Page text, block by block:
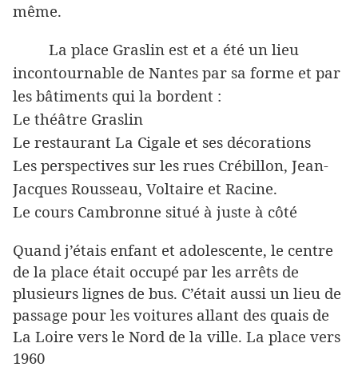
même.
La place Graslin est et a été un lieu
incontournable de Nantes par sa forme et par
les bâtiments qui la bordent :
Le théâtre Graslin
Le restaurant La Cigale et ses décorations
Les perspectives sur les rues Crébillon, Jean-
Jacques Rousseau, Voltaire et Racine.
Le cours Cambronne situé à juste à côté
Quand j’étais enfant et adolescente, le centre
de la place était occupé par les arrêts de
plusieurs lignes de bus. C’était aussi un lieu de
passage pour les voitures allant des quais de
La Loire vers le Nord de la ville. La place vers
1960